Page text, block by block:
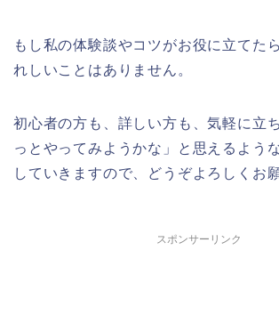
もし私の体験談やコツがお役に立てた
れしいことはありません。
初心者の方も、詳しい方も、気軽に立
っとやってみようかな」と思えるよう
していきますので、どうぞよろしくお
スポンサーリンク